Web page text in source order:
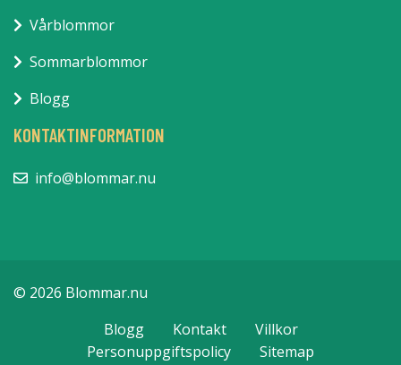
Vårblommor
Sommarblommor
Blogg
KONTAKTINFORMATION
info@blommar.nu
© 2026 Blommar.nu
Blogg
Kontakt
Villkor
Personuppgiftspolicy
Sitemap